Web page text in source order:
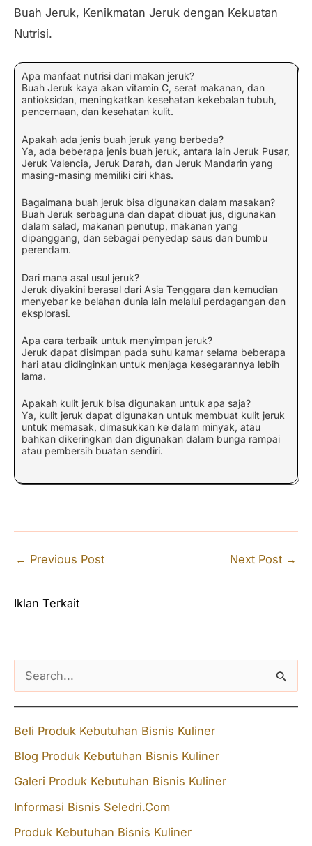
Buah Jeruk, Kenikmatan Jeruk dengan Kekuatan
Nutrisi.
Apa manfaat nutrisi dari makan jeruk?
Buah Jeruk kaya akan vitamin C, serat makanan, dan
antioksidan, meningkatkan kesehatan kekebalan tubuh,
pencernaan, dan kesehatan kulit.
Apakah ada jenis buah jeruk yang berbeda?
Ya, ada beberapa jenis buah jeruk, antara lain Jeruk Pusar,
Jeruk Valencia, Jeruk Darah, dan Jeruk Mandarin yang
masing-masing memiliki ciri khas.
Bagaimana buah jeruk bisa digunakan dalam masakan?
Buah Jeruk serbaguna dan dapat dibuat jus, digunakan
dalam salad, makanan penutup, makanan yang
dipanggang, dan sebagai penyedap saus dan bumbu
perendam.
Dari mana asal usul jeruk?
Jeruk diyakini berasal dari Asia Tenggara dan kemudian
menyebar ke belahan dunia lain melalui perdagangan dan
eksplorasi.
Apa cara terbaik untuk menyimpan jeruk?
Jeruk dapat disimpan pada suhu kamar selama beberapa
hari atau didinginkan untuk menjaga kesegarannya lebih
lama.
Apakah kulit jeruk bisa digunakan untuk apa saja?
Ya, kulit jeruk dapat digunakan untuk membuat kulit jeruk
untuk memasak, dimasukkan ke dalam minyak, atau
bahkan dikeringkan dan digunakan dalam bunga rampai
atau pembersih buatan sendiri.
← Previous Post Next Post →
Iklan Terkait
e
r
c
h
f
o
Beli Produk Kebutuhan Bisnis Kuliner
Blog Produk Kebutuhan Bisnis Kuliner
Galeri Produk Kebutuhan Bisnis Kuliner
Informasi Bisnis Seledri.Com
Produk Kebutuhan Bisnis Kuliner